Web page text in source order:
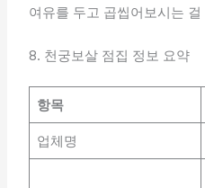
여유를 두고 곱씹어보시는
8. 천궁보살 점집 정보 요약
항목
업체명